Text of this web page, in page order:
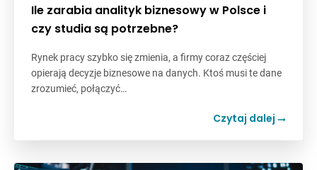
Ile zarabia analityk biznesowy w Polsce i
czy studia są potrzebne?
Rynek pracy szybko się zmienia, a firmy coraz częściej
opierają decyzje biznesowe na danych. Ktoś musi te dane
zrozumieć, połączyć…
Czytaj dalej